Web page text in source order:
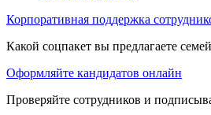
Корпоративная поддержка
Какой соцпакет вы предлагаете
Оформляйте кандидатов онлайн
Проверяйте сотрудников и